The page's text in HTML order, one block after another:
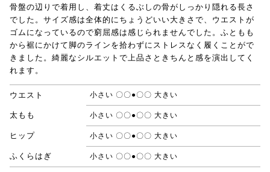
骨盤の辺りで着用し、着丈はくるぶしの骨がしっかり隠れる長さ
でした。サイズ感は全体的にちょうどいい大きさで、ウエストが
ゴムになっているので窮屈感は感じられませんでした。ふともも
から裾にかけて脚のラインを拾わずにストレスなく履くことがで
きました。綺麗なシルエットで上品さときちんと感を演出してく
れます。
ウエスト 小さい 〇〇●〇〇 大きい
太もも 小さい 〇〇●〇〇 大きい
ヒップ 小さい 〇〇●〇〇 大きい
ふくらはぎ 小さい 〇〇●〇〇 大きい